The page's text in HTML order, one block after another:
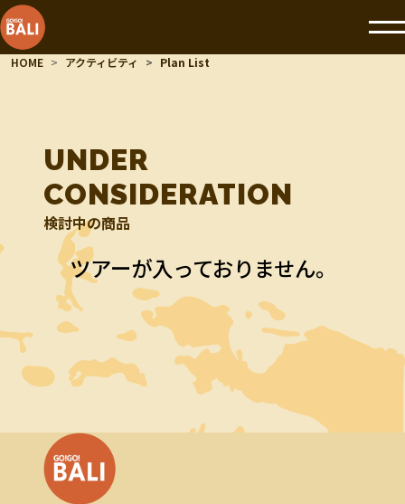
HOME アクティビティ Plan List
UNDER
CONSIDERATION
検討中の商品
ツアーが入っておりません。